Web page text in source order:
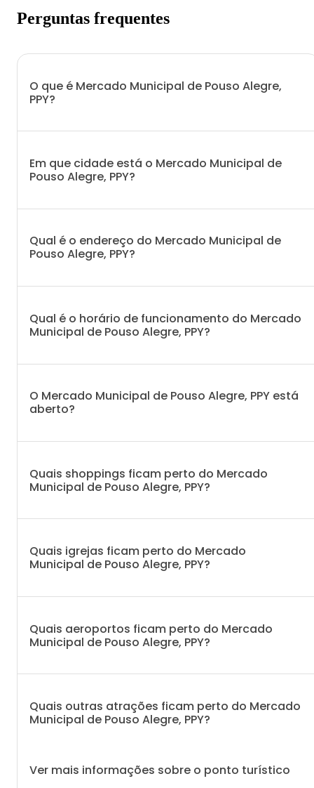
Perguntas frequentes
O que é Mercado Municipal de Pouso Alegre,
PPY?
Em que cidade está o Mercado Municipal de
Pouso Alegre, PPY?
Qual é o endereço do Mercado Municipal de
Pouso Alegre, PPY?
Qual é o horário de funcionamento do Mercado
Municipal de Pouso Alegre, PPY?
O Mercado Municipal de Pouso Alegre, PPY está
aberto?
Quais shoppings ficam perto do Mercado
Municipal de Pouso Alegre, PPY?
Quais igrejas ficam perto do Mercado
Municipal de Pouso Alegre, PPY?
Quais aeroportos ficam perto do Mercado
Municipal de Pouso Alegre, PPY?
Quais outras atrações ficam perto do Mercado
Municipal de Pouso Alegre, PPY?
Ver mais informações sobre o ponto turístico